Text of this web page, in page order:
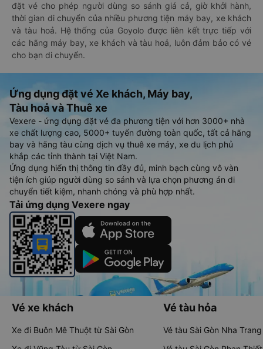
đặt vé cho phép người dùng so sánh giá cả, giờ khởi hành,
thời gian di chuyển của nhiều phương tiện máy bay, xe khách
và tàu hoả. Hệ thống của Goyolo được liên kết trực tiếp với
các hãng máy bay, xe khách và tàu hoả, luôn đảm bảo có vé
cho bạn di chuyển.
Ứng dụng đặt vé Xe khách, Máy bay,
Tàu hoả và Thuê xe
Vexere - ứng dụng đặt vé đa phương tiện với hơn 3000+ nhà
xe chất lượng cao, 5000+ tuyến đường toàn quốc, tất cả hãng
bay và hãng tàu cùng dịch vụ thuê xe máy, xe du lịch phủ
khắp các tỉnh thành tại Việt Nam.
Ứng dụng hiển thị thông tin đầy đủ, minh bạch cùng vô vàn
tiện ích giúp người dùng so sánh và lựa chọn phương án di
chuyển tiết kiệm, nhanh chóng và phù hợp nhất.
Tải ứng dụng Vexere ngay
Vé xe khách
Xe đi Buôn Mê Thuột từ Sài Gòn
Vé tàu hỏa
Vé tàu Sài Gòn Nha Trang